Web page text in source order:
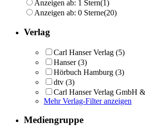
Anzeigen ab: 1 Stern(1)
Anzeigen ab: 0 Sterne(20)
Verlag
Carl Hanser Verlag (5)
Hanser (3)
Hörbuch Hamburg (3)
dtv (3)
Carl Hanser Verlag GmbH
Mehr Verlag-Filter anzeigen
Mediengruppe